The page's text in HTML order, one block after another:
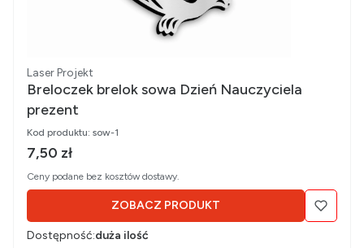
Producent
Laser Projekt
Breloczek brelok sowa Dzień Nauczyciela
prezent
Kod produktu: sow-1
Cena brutto
7,50 zł
Ceny podane bez kosztów dostawy.
ZOBACZ PRODUKT
Dostępność:duża ilość